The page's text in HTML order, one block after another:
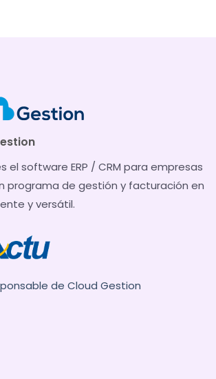
el software ERP / CRM para empresas
programa de gestión y facturación en
y versátil.
de Cloud Gestion